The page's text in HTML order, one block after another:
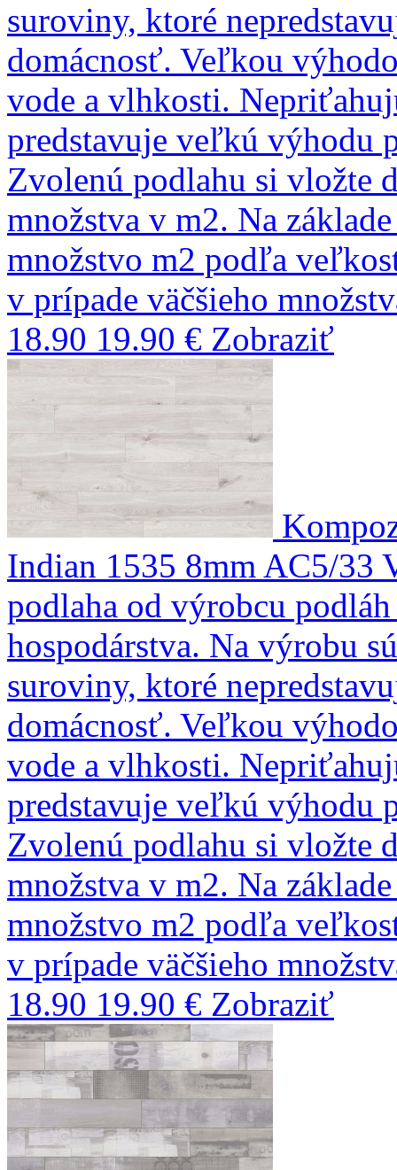
suroviny, ktoré
domácnosť. Veľkou
vode a vlhkosti.
predstavuje veľkú výhodu
Zvolenú podlahu si vložte
množstva v m2. Na
množstvo m2 podľa
v prípade väčšieho
18.90 19.90 € Zobraziť
Indian 1535 8mm AC5/33
podlaha od výrobcu
hospodárstva. Na výrobu
suroviny, ktoré
domácnosť. Veľkou
vode a vlhkosti.
predstavuje veľkú výhodu
Zvolenú podlahu si vložte
množstva v m2. Na
množstvo m2 podľa
v prípade väčšieho
18.90 19.90 € Zobraziť